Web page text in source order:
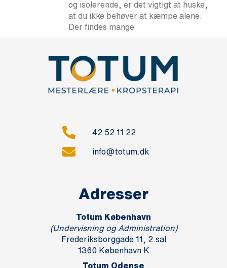
og isolerende, er det vigtigt at huske,
at du ikke behøver at kæmpe alene.
Der findes mange
42 52 11 22
info@totum.dk
Adresser
Totum København
(Undervisning og Administration)
Frederiksborggade 11, 2.sal
1360 København K
Totum Odense